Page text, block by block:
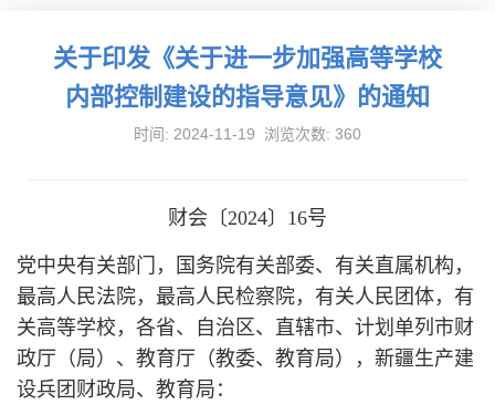
关于印发《关于进一步加强高等学校
内部控制建设的指导意见》的通知
时间: 2024-11-19 浏览次数: 360
财会〔2024〕16号
党中央有关部门，国务院有关部委、有关直属机构，
最高人民法院，最高人民检察院，有关人民团体，有
关高等学校，各省、自治区、直辖市、计划单列市财
政厅（局）、教育厅（教委、教育局），新疆生产建
设兵团财政局、教育局：